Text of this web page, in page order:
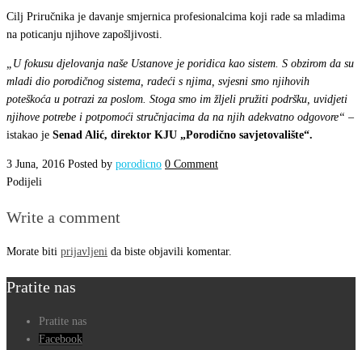
Cilj Priručnika je davanje smjernica profesionalcima koji rade sa mladima
na poticanju njihove zapošljivosti.
„U fokusu djelovanja naše Ustanove je poridica kao sistem. S obzirom da su
mladi dio porodičnog sistema, radeći s njima, svjesni smo njihovih
poteškoća u potrazi za poslom. Stoga smo im žljeli pružiti podršku, uvidjeti
njihove potrebe i potpomoći stručnjacima da na njih adekvatno odgovore“ –
istakao je Senad Alić, direktor KJU „Porodično savjetovalište“.
3 Juna, 2016 Posted by porodicno 0 Comment
Podijeli
Write a comment
Morate biti prijavljeni da biste objavili komentar.
Pratite nas
Pratite nas
Facebook